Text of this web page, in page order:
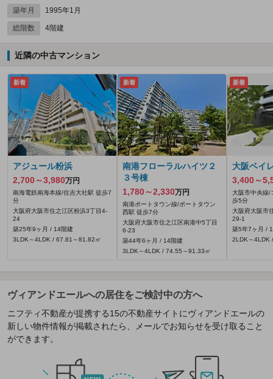
築年月 1995年1月
総階数 4階建
近隣の中古マンション
新着
アジュール粉浜
2,700～3,980万円
南海電鉄南海本線/住吉大社駅 徒歩7
分
大阪府大阪市住之江区粉浜3丁目4-
24
築25年9ヶ月 / 14階建
3LDK～4LDK / 67.81～81.82㎡
新着
南港フローラルハイツ２
３号棟
1,780～2,330万円
南港ポートタウン線/ポートタウン
西駅 徒歩7分
大阪府大阪市住之江区南港中5丁目
6-23
築44年6ヶ月 / 14階建
3LDK～4LDK / 74.55～91.33㎡
新着
大阪ベイ
3,400～
大阪市中央線/
歩5分
大阪府大阪市
29-1
築5年7ヶ月 /
2LDK～4LDK
ヴィアンドエールへの居住をご検討中の方へ
ニフティ不動産が提携する15の不動産サイトにヴィアンドエールの
新しい物件情報が掲載されたら、メールでお知らせを受け取ること
ができます。